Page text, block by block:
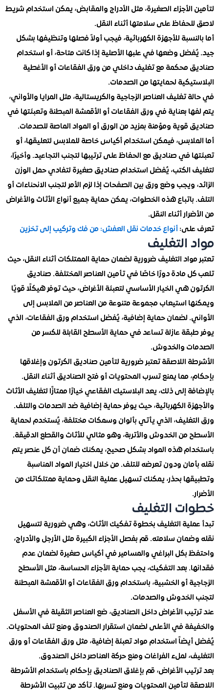
الأجزاء الصغيرة، مثل الأدراج والمقابض، يمكن استخدام شريط
على سلامتها أثناء النقل.
للأجهزة الكهربائية، فيجب أولاً فصلها وتنظيفها بشكل
وضعها في علبها الأصلية إذا كانت متاحة، أو استخدام
محكمة مع تغليف داخلي من ورق الفقاعات أو الأغطية
لحمايتها من الصدمات.
تغليف العناصر الزجاجية والكريستالية، مثل المرايا والأواني،
بعناية في ورق الفقاعات أو الأقمشة المبطنة وتعبئتها في
قوية ومؤمنة بمزيد من الورق أو المواد الماصة للصدمات.
فيمكن استخدام أكياس خاصة للملابس لتعليقها، أو
في صناديق مع الحفاظ على ترتيبها لتجنب التجاعيد. وأخيرًا،
الكتب، يُفضل استخدام صناديق صغيرة لتفادي حمل الوزن
ويجب وضع ورق بين الصفحات إذا لزم الأمر لتجنب الانحناءات أو
هذه الخطوات، يمكن حماية جميع أنواع الأثاث والأغراض
أثناء النقل.
أنواع خدمات نقل العفش: من فك وتركيب إلى تخزين
التغليف
التغليف ضرورية لضمان حماية الممتلكات أثناء النقل، حيث
مادة دورًا خاصًا في تأمين العناصر المختلفة. صناديق
هي الخيار الأساسي لتعبئة الأغراض، حيث توفر هيكلًا قويًا
استيعاب مجموعة متنوعة من العناصر من الملابس إلى
لضمان حماية إضافية، يُفضل استخدام ورق الفقاعات، الذي
عازلة تساعد في حماية الأسطح القابلة للكسر من
والخدوش.
اللاصقة تعتبر ضرورية لتأمين صناديق الكرتون وإغلاقها
مما يمنع تسرب المحتويات أو فتح الصناديق أثناء النقل.
إلى ذلك، يعد البلاستيك الفقاعي خيارًا ممتازًا لتغليف الأثاث
الكهربائية، حيث يوفر حماية إضافية ضد الصدمات والتلف.
الذي يأتي بألوان وسمكات مختلفة، يُستخدم لحماية
من الخدوش والأتربة، وهو مثالي للأثاث والقطع الدقيقة.
هذه المواد بشكل صحيح، يمكنك ضمان أن كل عنصر يتم
ودون تعرضه للتلف. من خلال اختيار المواد المناسبة
بحذر، يمكنك تسهيل عملية النقل وحماية ممتلكاتك من
التغليف
التغليف بخطوة تفكيك الأثاث، وهي ضرورية لتسهيل
سلامته. قم بفصل الأجزاء الكبيرة مثل الأرجل والأدراج،
بكل البراغي والمسامير في أكياس صغيرة لضمان عدم
بعد التفكيك، يجب حماية الأجزاء الحساسة، مثل الأسطح
أو الخشبية، باستخدام ورق الفقاعات أو الأقمشة المبطنة
الخدوش والصدمات.
الأغراض داخل الصناديق، ضع العناصر الثقيلة في الأسفل
في الأعلى لضمان استقرار الصندوق ومنع تلف المحتويات.
استخدام مواد تعبئة إضافية، مثل ورق الفقاعات أو ورق
لملء الفراغات ومنع حركة العناصر داخل الصندوق.
الأغراض، قم بإغلاق الصناديق بإحكام باستخدام الأشرطة
لتأمين المحتويات ومنع تسربها. تأكد من تثبيت الأشرطة